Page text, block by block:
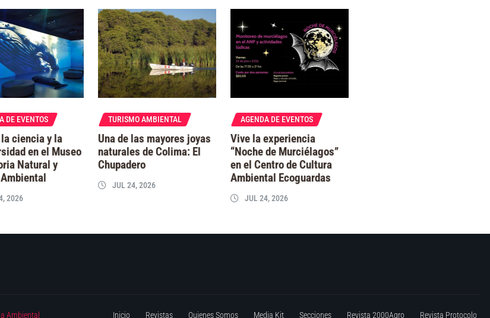
DE EVENTOS
la ciencia y la
en el Museo
Natural y
2026
TURISMO AMBIENTAL
Una de las mayores joyas
naturales de Colima: El
Chupadero
JUL 24, 2026
AGENDA DE EVENTOS
Vive la experiencia
“Noche de Murciélagos”
en el Centro de Cultura
Ambiental Ecoguardas
JUL 24, 2026
Ambiental Inicio Revistas Quienes Somos Media Kit Secciones Revista 2000Agro Revista Protocolo